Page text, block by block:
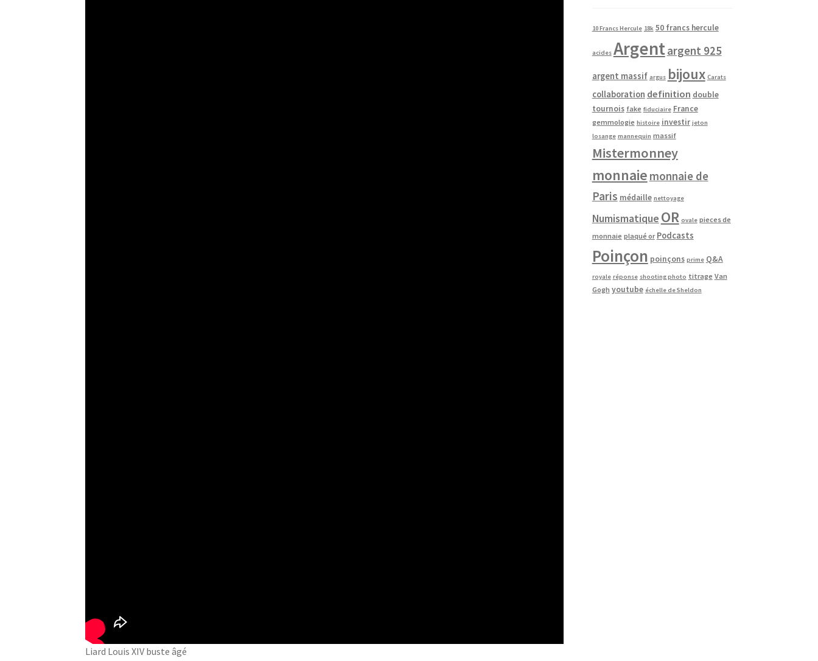
Liard Louis XIV buste âgé
10 Francs Hercule 18k 50 francs hercule
acides Argentargent 925
argent massif argus bijoux Carats
collaboration definition double
tournois fake fiduciaire France
gemmologie histoire investir jeton
losange mannequin massif
Mistermonney
monnaie monnaie de
Paris médaille nettoyage
Numismatique OR ovale pieces de
monnaie plaqué or Podcasts
Poinçon poinçons prime Q&A
royale réponse shooting photo titrage Van
Gogh youtube échelle de Sheldon